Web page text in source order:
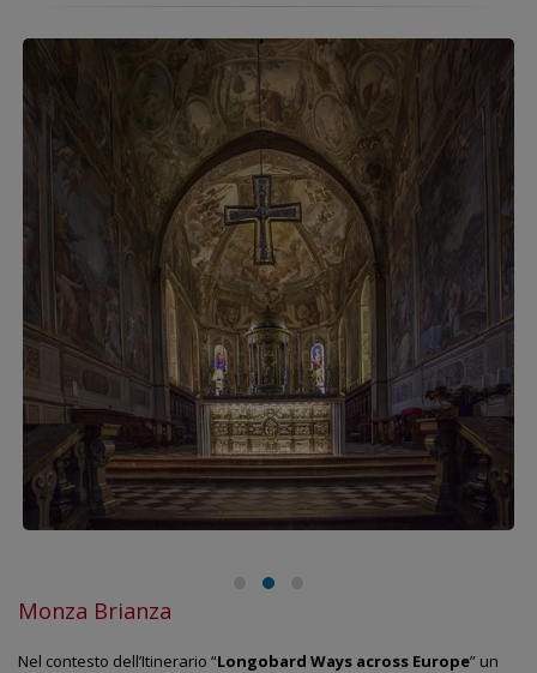
Monza Brianza
Nel contesto dell’Itinerario “Longobard Ways across Europe” un